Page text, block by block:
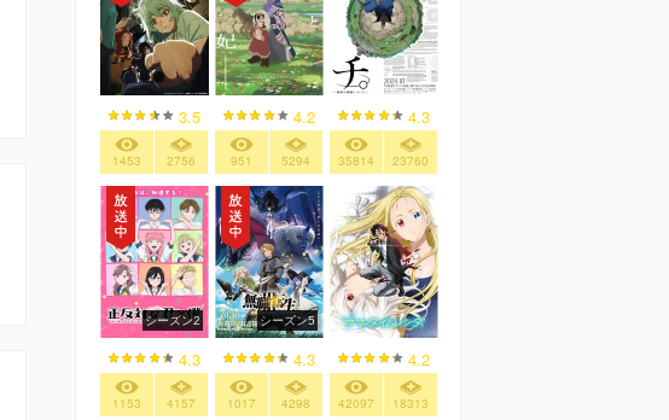
3.5
1453 2756
4.2
951 5294
4.3
35814 23760
シーズン2
4.3
1153 4157
シーズン5
4.3
1017 4298
4.2
42097 18313